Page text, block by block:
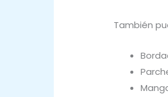
También